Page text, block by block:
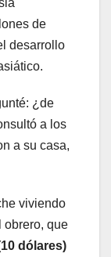
de
desarrollo
¿de
a los
a su casa,
viviendo
obrero, que
dólares)